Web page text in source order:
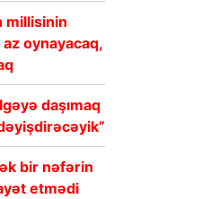
millisinin
oynayacaq,
daşımaq
bir nəfərin
etmədi